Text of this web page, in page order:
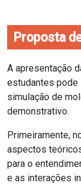
Proposta
A apresentação
estudantes pode
simulação de
demonstrativo.
Primeiramente,
aspectos
para o
e as interações